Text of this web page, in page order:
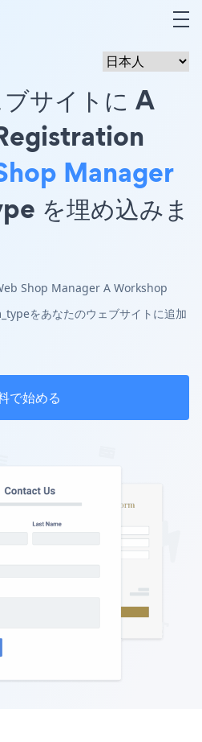
サイトに A
Manager
を埋め込みま
Shop Manager A Workshop
をあなたのウェブサイトに追加
で始める